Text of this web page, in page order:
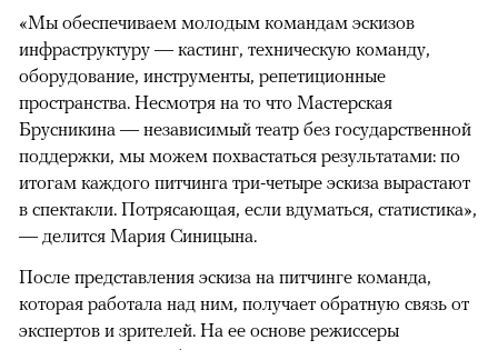
«Мы обеспечиваем молодым командам эскизов
инфраструктуру — кастинг, техническую команду,
оборудование, инструменты, репетиционные
пространства. Несмотря на то что Мастерская
Брусникина — независимый театр без государственной
поддержки, мы можем похвастаться результатами: по
итогам каждого питчинга три-четыре эскиза вырастают
в спектакли. Потрясающая, если вдуматься, статистика»,
— делится Мария Синицына.
После представления эскиза на питчинге команда,
которая работала над ним, получает обратную связь от
экспертов и зрителей. На ее основе режиссеры